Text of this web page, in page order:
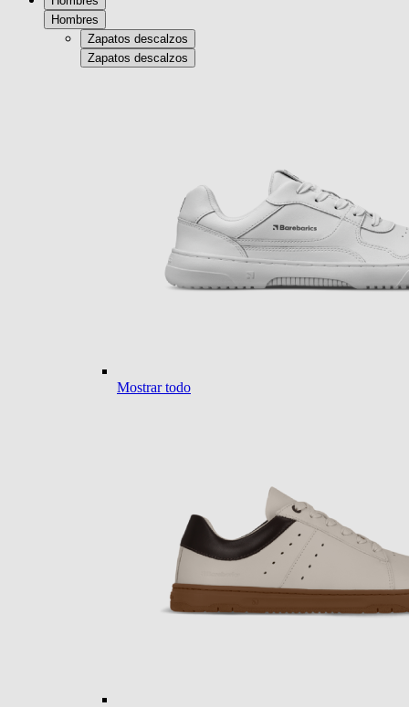
Hombres
Zapatos descalzos
Zapatos descalzos
Mostrar todo